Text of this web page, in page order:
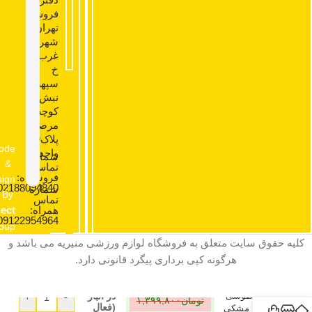
فروش:
تهران،
شهرک
غرب،
خ
سپهر،
نبش
کوچه
مرصاد،
پلاک9
واحد2.
شماره
تماس
فروشگاه:
شماره
تماس
همراه:
&
By
کلیه حقوق سایت متعلق به فروشگاه لوازم ورزشی منیریه می باشد و
هرگونه کپی برداری پیگرد قانونی دارد.
لگ طوسی
نوار مشکی
تومان۱,۳۹۹,۸۰۰
در انبار
(فعال
-
+